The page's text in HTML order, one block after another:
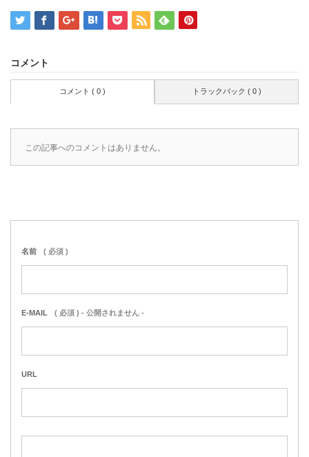
コメント
コメント ( 0 ) トラックバック ( 0 )
この記事へのコメントはありません。
名前 ( 必須 )
E-MAIL ( 必須 ) - 公開されません -
URL